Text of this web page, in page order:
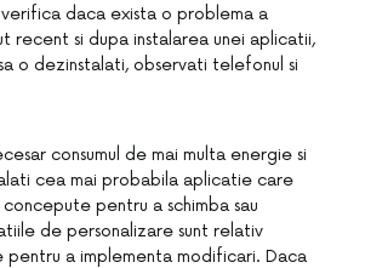
daca exista o problema a
recent si dupa instalarea unei aplicatii,
o dezinstalati, observati telefonul si
consumul de mai multa energie si
cea mai probabila aplicatie care
pentru a schimba sau
de personalizare sunt relativ
a implementa modificari. Daca